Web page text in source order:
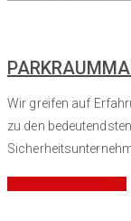
Wir greifen auf
zu den